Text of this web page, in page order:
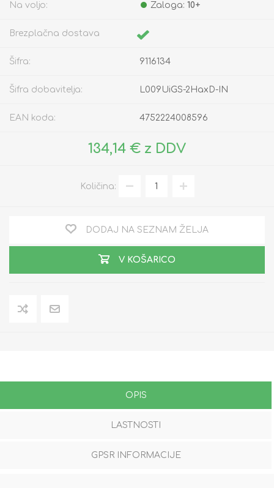
Na voljo: Zaloga: 10+
Brezplačna dostava
Šifra: 9116134
Šifra dobavitelja: L009UiGS-2HaxD-IN
EAN koda: 4752224008596
134,14 € z DDV
Količina:
DODAJ NA SEZNAM ŽELJA
V KOŠARICO
OPIS
LASTNOSTI
GPSR INFORMACIJE